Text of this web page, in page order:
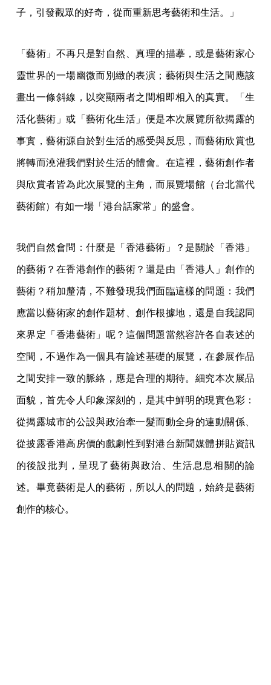
子，引發觀眾的好奇，從而重新思考藝術和生活。」
「藝術」不再只是對自然、真理的描摹，或是藝術家心
靈世界的一場幽微而別緻的表演；藝術與生活之間應該
畫出一條斜線，以突顯兩者之間相即相入的真實。「生
活化藝術」或「藝術化生活」便是本次展覽所欲揭露的
事實，藝術源自於對生活的感受與反思，而藝術欣賞也
將轉而澆灌我們對於生活的體會。在這裡，藝術創作者
與欣賞者皆為此次展覽的主角，而展覽場館（台北當代
藝術館）有如一場「港台話家常」的盛會。
我們自然會問：什麼是「香港藝術」？是關於「香港」
的藝術？在香港創作的藝術？還是由「香港人」創作的
藝術？稍加釐清，不難發現我們面臨這樣的問題：我們
應當以藝術家的創作題材、創作根據地，還是自我認同
來界定「香港藝術」呢？這個問題當然容許各自表述的
空間，不過作為一個具有論述基礎的展覽，在參展作品
之間安排一致的脈絡，應是合理的期待。細究本次展品
面貌，首先令人印象深刻的，是其中鮮明的現實色彩：
從揭露城市的公設與政治牽一髮而動全身的連動關係、
從披露香港高房價的戲劇性到對港台新聞媒體拼貼資訊
的後設批判，呈現了藝術與政治、生活息息相關的論
述。畢竟藝術是人的藝術，所以人的問題，始終是藝術
創作的核心。